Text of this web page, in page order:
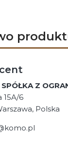
Z
15A/6
Polska